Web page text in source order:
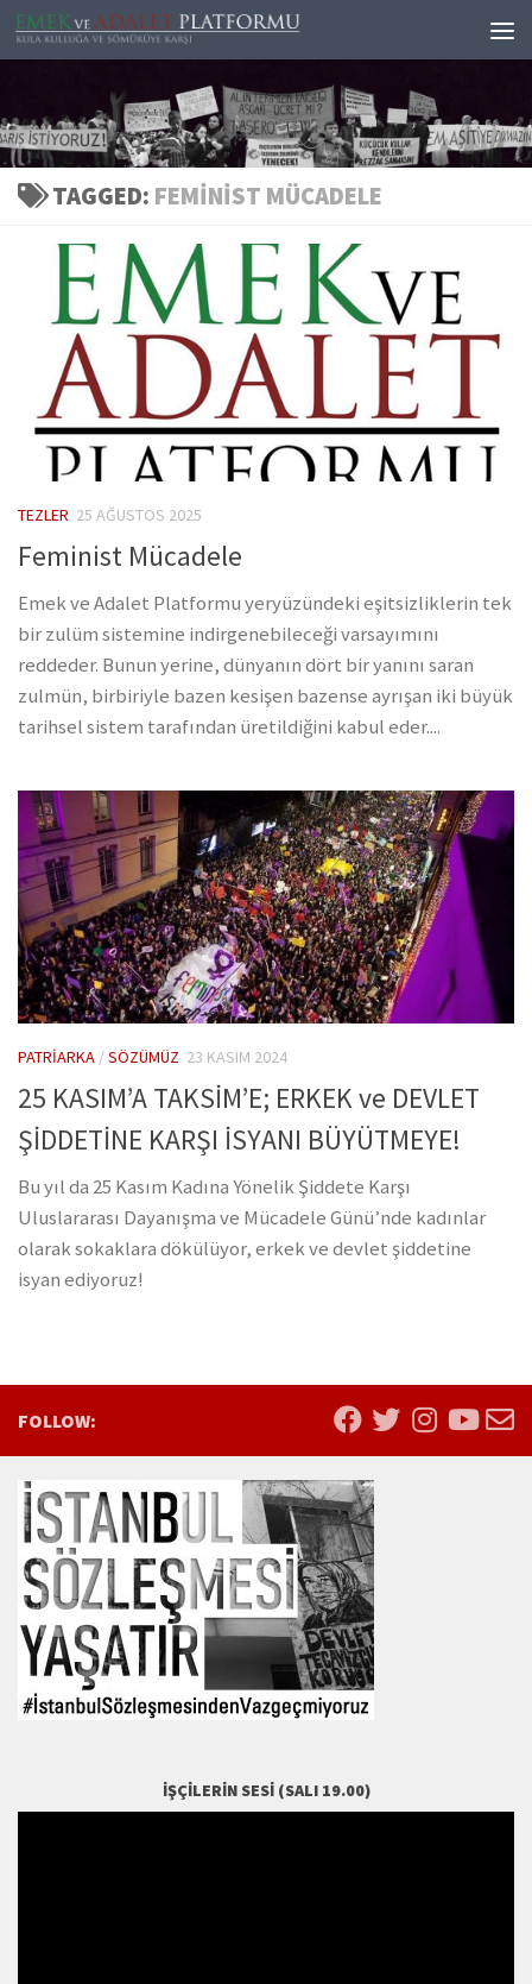
Skip to content
TAGGED: FEMINIST MÜCADELE
TEZLER 25 AĞUSTOS 2025
Feminist Mücadele
Emek ve Adalet Platformu yeryüzündeki eşitsizliklerin tek
bir zulüm sistemine indirgenebileceği varsayımını
reddeder. Bunun yerine, dünyanın dört bir yanını saran
zulmün, birbiriyle bazen kesişen bazense ayrışan iki büyük
tarihsel sistem tarafından üretildiğini kabul eder....
PATRIARKA /SÖZÜMÜZ 23 KASIM 2024
25 KASIM’A TAKSİM’E; ERKEK ve DEVLET
ŞİDDETİNE KARŞI İSYANI BÜYÜTMEYE!
Bu yıl da 25 Kasım Kadına Yönelik Şiddete Karşı
Uluslararası Dayanışma ve Mücadele Günü’nde kadınlar
olarak sokaklara dökülüyor, erkek ve devlet şiddetine
isyan ediyoruz!
FOLLOW:
İŞÇILERIN SESI (SALI 19.00)